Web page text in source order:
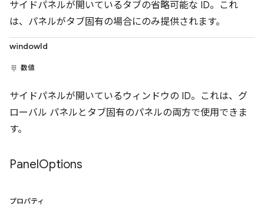
サイドパネルが開いているタブの省略可能な ID。これ
は、パネルがタブ固有の場合にのみ提供されます。
windowId
数値
サイドパネルが開いているウィンドウの ID。これは、グ
ローバル パネルとタブ固有のパネルの両方で使用できま
す。
PanelOptions
プロパティ